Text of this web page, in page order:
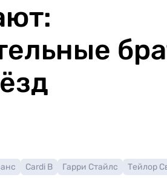
Cardi B Гарри Стайлс Тейлор